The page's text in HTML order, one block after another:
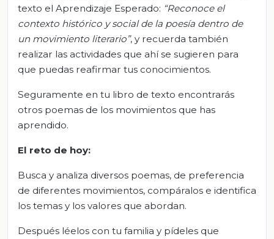
texto el Aprendizaje Esperado: “Reconoce el
contexto histórico y social de la poesía dentro de
un movimiento literario”, y recuerda también
realizar las actividades que ahí se sugieren para
que puedas reafirmar tus conocimientos.
Seguramente en tu libro de texto encontrarás
otros poemas de los movimientos que has
aprendido.
El reto de hoy:
Busca y analiza diversos poemas, de preferencia
de diferentes movimientos, compáralos e identifica
los temas y los valores que abordan.
Después léelos con tu familia y pídeles que